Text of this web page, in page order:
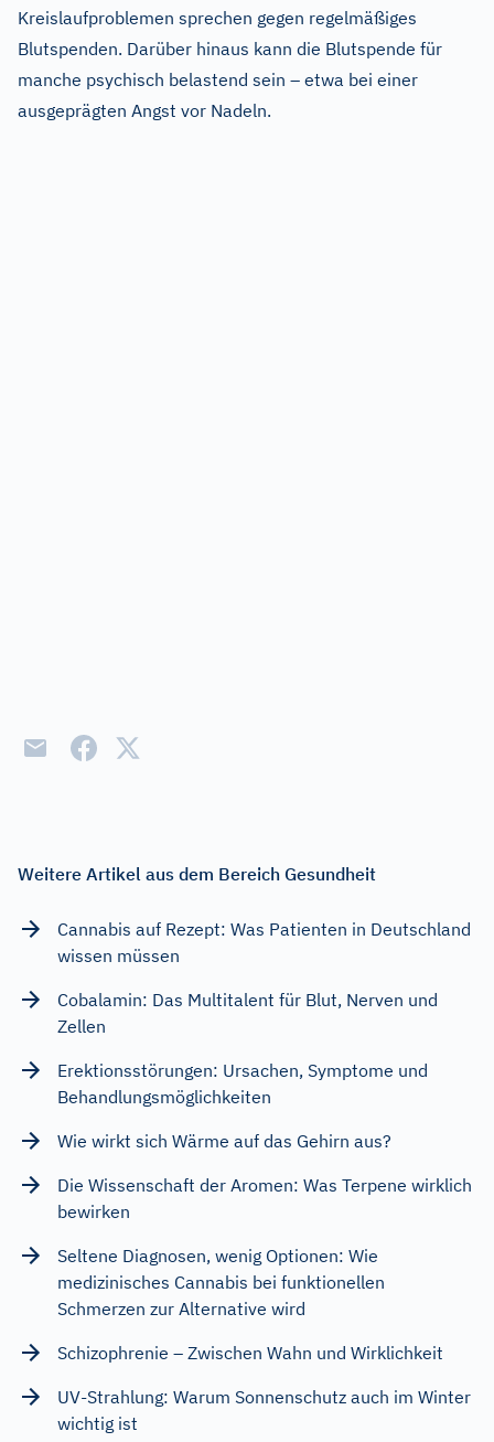
Kreislaufproblemen sprechen gegen regelmäßiges
Blutspenden. Darüber hinaus kann die Blutspende für
manche psychisch belastend sein – etwa bei einer
ausgeprägten Angst vor Nadeln.
Weitere Artikel aus dem Bereich Gesundheit
Cannabis auf Rezept: Was Patienten in Deutschland
wissen müssen
Cobalamin: Das Multitalent für Blut, Nerven und
Zellen
Erektionsstörungen: Ursachen, Symptome und
Behandlungsmöglichkeiten
Wie wirkt sich Wärme auf das Gehirn aus?
Die Wissenschaft der Aromen: Was Terpene wirklich
bewirken
Seltene Diagnosen, wenig Optionen: Wie
medizinisches Cannabis bei funktionellen
Schmerzen zur Alternative wird
Schizophrenie – Zwischen Wahn und Wirklichkeit
UV-Strahlung: Warum Sonnenschutz auch im Winter
wichtig ist